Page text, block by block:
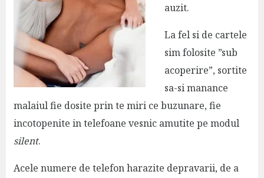
auzit.
La fel si de cartele
sim folosite ”sub
acoperire”, sortite
sa-si manance
malaiul fie dosite prin te miri ce buzunare, fie
incotopenite in telefoane vesnic amutite pe modul
silent.
Acele numere de telefon harazite depravarii, de a